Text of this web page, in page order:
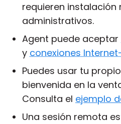
requieren instalación
administrativos.
Agent puede aceptar
y conexiones
Puedes usar tu
bienvenida en la
Consulta el ejemplo
Una sesión remota